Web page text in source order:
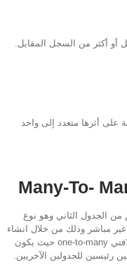
أو أكثر من السجل المقابل.
أثرها متعدد إلى واحد
الجدول الثاني وهو نوع
مباشر وذلك من خلال انشاء
جدول ثالث يعمل على تجزئة هذه العلاقة إلى علافتي one-to-many حيث يكون
رئيسين للجدولين الآخريين.